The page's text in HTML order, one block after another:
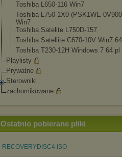
Toshiba L650-116 Win7
Toshiba L750-1X0 (PSK1WE-
Win7
Toshiba Satelite L750D-157
Toshiba Satellite C670-10V Win7
Toshiba T230-12H Windows 7 64 pl
Playlisty
Prywatne
Sterowniki
zachomikowane
Ostatnio pobierane pliki
RECOVERYDISC4.ISO